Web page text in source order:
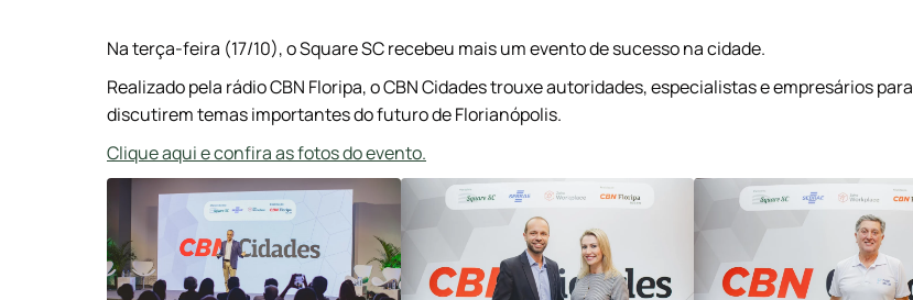
Na terça-feira (17/10), o Square SC recebeu mais um evento de sucesso na cidade.
Realizado pela rádio CBN Floripa, o CBN Cidades trouxe autoridades, especialistas e empresários para
discutirem temas importantes do futuro de Florianópolis.
Clique aqui e confira as fotos do evento.